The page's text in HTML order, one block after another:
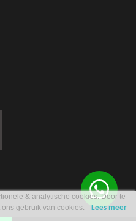
& analytische cookies. Door te
gebruik van cookies.
Lees meer